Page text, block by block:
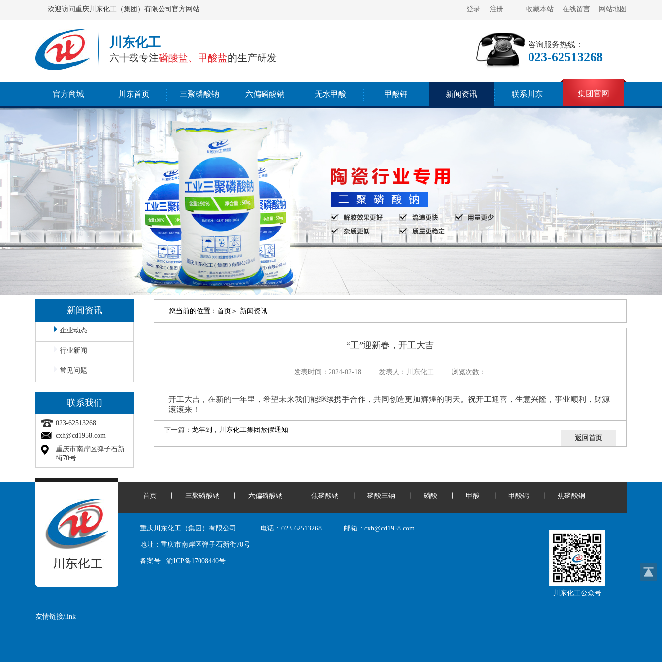
欢迎访问重庆川东化工（集团）有限公司官方网站 登录 注册 收藏本站 在线留言 网站地图
川东化工
六十载专注磷酸盐、甲酸盐的生产研发
咨询服务热线：
023-62513268
官方商城 川东首页 三聚磷酸钠 六偏磷酸钠 无水甲酸 甲酸钾 新闻资讯 联系川东 集团官网
新闻资讯
企业动态
行业新闻
常见问题
联系我们
023-62513268
cxh@cd1958.com
重庆市南岸区弹子石新
街70号
您当前的位置： 首页 ＞ 新闻资讯
“工”迎新春，开工大吉
发表时间：2024-02-18 发表人：川东化工 浏览次数：
开工大吉，在新的一年里，希望未来我们能继续携手合作，共同创造更加辉煌的明天。祝开工迎喜，生意兴隆，事业顺利，财源
滚滚来！
下一篇： 龙年到，川东化工集团放假通知
返回首页
首页 三聚磷酸钠 六偏磷酸钠 焦磷酸钠 磷酸三钠 磷酸 甲酸 甲酸钙 焦磷酸铜
重庆川东化工（集团）有限公司 电话： 023-62513268 邮箱： cxh@cd1958.com
地址： 重庆市南岸区弹子石新街70号
备案号 : 渝ICP备17008440号
川东化工公众号
友情链接/link